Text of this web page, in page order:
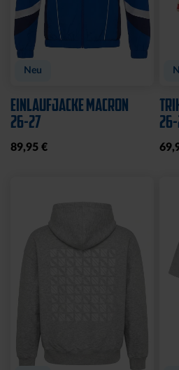
Neu
EINLAUFJACKE MACRON
26-27
89,95 €